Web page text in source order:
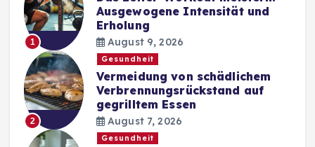
1
Ausgewogene Intensität und
Erholung
August 9, 2026
2
Gesundheit
Vermeidung von schädlichem
Verbrennungsrückstand auf
gegrilltem Essen
August 7, 2026
Gesundheit